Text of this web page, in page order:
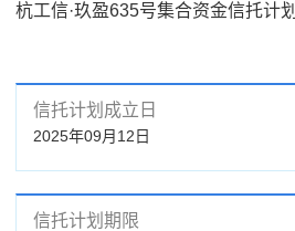
杭工信·玖盈635号集合资金信托计划
信托计划成立日
2025年09月12日
信托计划期限